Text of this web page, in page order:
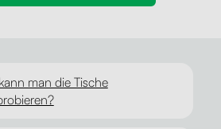
man die Tische